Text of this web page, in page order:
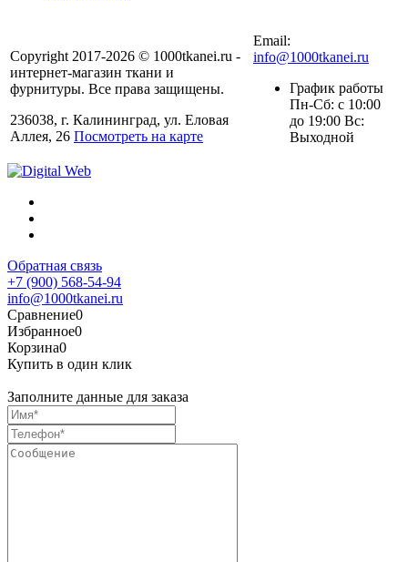
Copyright 2017-2026 © 1000tkanei.ru -
интернет-магазин ткани и
фурнитуры. Все права защищены.
236038, г. Калининград, ул. Еловая
Аллея, 26 Посмотреть на карте
Email:
info@1000tkanei.ru
График работы
Пн-Сб: с 10:00
до 19:00 Вс:
Выходной
Обратная связь
+7 (900) 568-54-94
info@1000tkanei.ru
Сравнение0
Избранное0
Корзина0
Купить в один клик
Заполните данные для заказа